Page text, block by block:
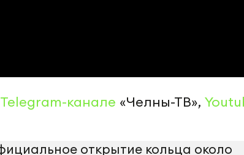
Telegram-канале «Челны-ТВ»,